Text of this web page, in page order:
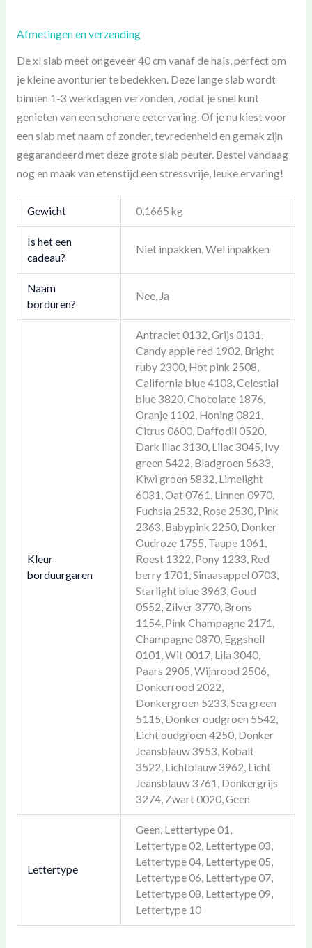
Afmetingen en verzending
De xl slab meet ongeveer 40 cm vanaf de hals, perfect om
je kleine avonturier te bedekken. Deze lange slab wordt
binnen 1-3 werkdagen verzonden, zodat je snel kunt
genieten van een schonere eetervaring. Of je nu kiest voor
een slab met naam of zonder, tevredenheid en gemak zijn
gegarandeerd met deze grote slab peuter. Bestel vandaag
nog en maak van etenstijd een stressvrije, leuke ervaring!
Gewicht 0,1665 kg
Is het een
cadeau?
Niet inpakken, Wel inpakken
Naam
borduren?
Nee, Ja
Kleur
borduurgaren
Antraciet 0132, Grijs 0131,
Candy apple red 1902, Bright
ruby 2300, Hot pink 2508,
California blue 4103, Celestial
blue 3820, Chocolate 1876,
Oranje 1102, Honing 0821,
Citrus 0600, Daffodil 0520,
Dark lilac 3130, Lilac 3045, Ivy
green 5422, Bladgroen 5633,
Kiwi groen 5832, Limelight
6031, Oat 0761, Linnen 0970,
Fuchsia 2532, Rose 2530, Pink
2363, Babypink 2250, Donker
Oudroze 1755, Taupe 1061,
Roest 1322, Pony 1233, Red
berry 1701, Sinaasappel 0703,
Starlight blue 3963, Goud
0552, Zilver 3770, Brons
1154, Pink Champagne 2171,
Champagne 0870, Eggshell
0101, Wit 0017, Lila 3040,
Paars 2905, Wijnrood 2506,
Donkerrood 2022,
Donkergroen 5233, Sea green
5115, Donker oudgroen 5542,
Licht oudgroen 4250, Donker
Jeansblauw 3953, Kobalt
3522, Lichtblauw 3962, Licht
Jeansblauw 3761, Donkergrijs
3274, Zwart 0020, Geen
Lettertype
Geen, Lettertype 01,
Lettertype 02, Lettertype 03,
Lettertype 04, Lettertype 05,
Lettertype 06, Lettertype 07,
Lettertype 08, Lettertype 09,
Lettertype 10